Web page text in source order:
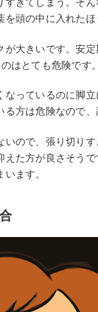
すぎてしまう。そ
頭の中に入れたほ
が大きいです。安
はとても危険です。
なっているのに脚立
方は危険なので、
いので、張り切り
えた方が良さそう
ます。